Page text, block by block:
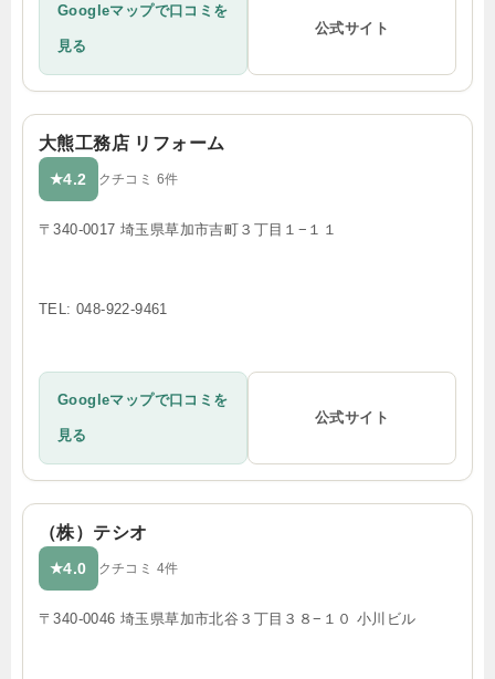
Googleマップで口コミを
見る
公式サイト
大熊工務店 リフォーム
★4.2 クチコミ 6件
〒340-0017 埼玉県草加市吉町３丁目１−１１
TEL: 048-922-9461
Googleマップで口コミを
見る
公式サイト
（株）テシオ
★4.0 クチコミ 4件
〒340-0046 埼玉県草加市北谷３丁目３８−１０ 小川ビル